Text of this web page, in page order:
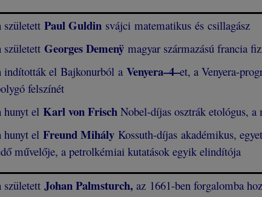
született Paul Guldin svájci matematikus és csillagász
született GeorgesDemenÿ magyar származású francia
indították el Bajkonurból a Venyera–4–et, a Venyera-
felszínét
hunyt el Karl von Frisch Nobel-díjas osztrák etológus, a
hunyt el Freund Mihály Kossuth-díjas akadémikus,
művelője, a petrolkémiai kutatások egyik elindítója
született Johan Palmsturch, az 1661-ben forgalomba